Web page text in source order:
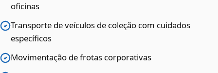
oficinas
Transporte de veículos de coleção com cuidados
específicos
Movimentação de frotas corporativas